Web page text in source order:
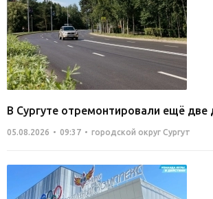
В Сургуте отремонтировали ещё две
05.08.2026 09:37 городской округ Сургут